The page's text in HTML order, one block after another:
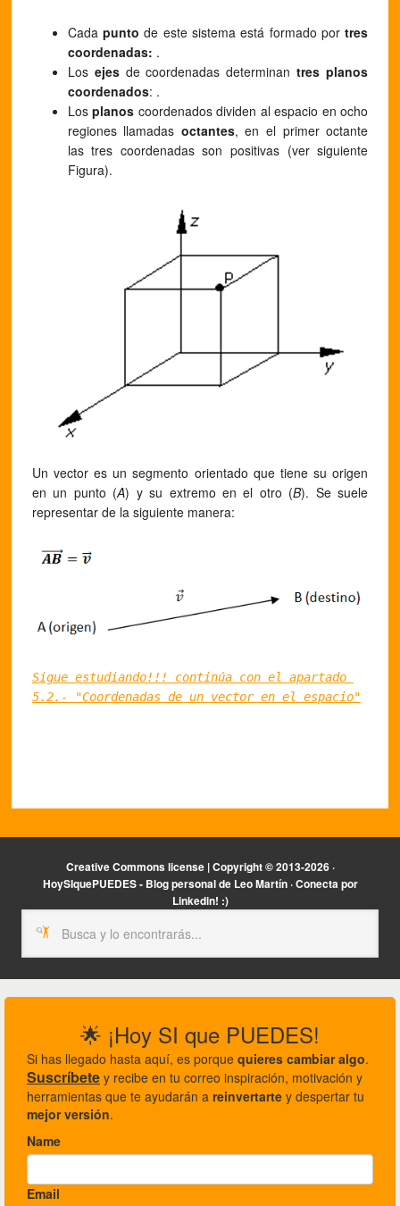
Cadapunto de este sistema está formado portres
coordenadas: .
Los ejesde coordenadas determinantres planos
coordenados: .
Losplanos coordenados dividen al espacio en ocho
regiones llamadas octantes, en el primer octante
las tres coordenadas son positivas (ver siguiente
Figura).
Un vector es un segmento orientado que tiene su origen
en un punto (A) y su extremo en el otro (B). Se suele
representar de la siguiente manera:
Sigue estudiando!!! continúa con el apartado
5.2.- "Coordenadas de un vector en el espacio"
Creative Commons license | Copyright ©2013-2026 ·
HoySIquePUEDES - Blog personal de Leo Martín ·Conecta por
Linkedin! :)